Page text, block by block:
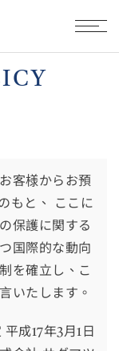
客様からお預
もと、 ここに
保護に関する
国際的な動向
を確立し、こ
いたします。
平成17年3月1日